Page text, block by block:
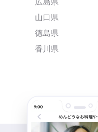
山口県
徳島県
香川県